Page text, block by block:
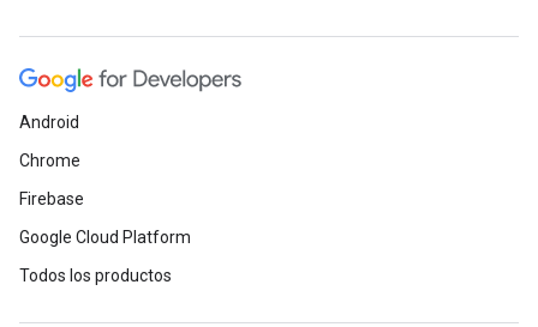
Android
Chrome
Firebase
Google Cloud Platform
Todos los productos